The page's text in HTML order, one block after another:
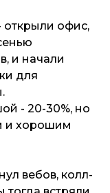
офис,
и начали
для
- 20-30%, но
и хорошим
вебов, колл-